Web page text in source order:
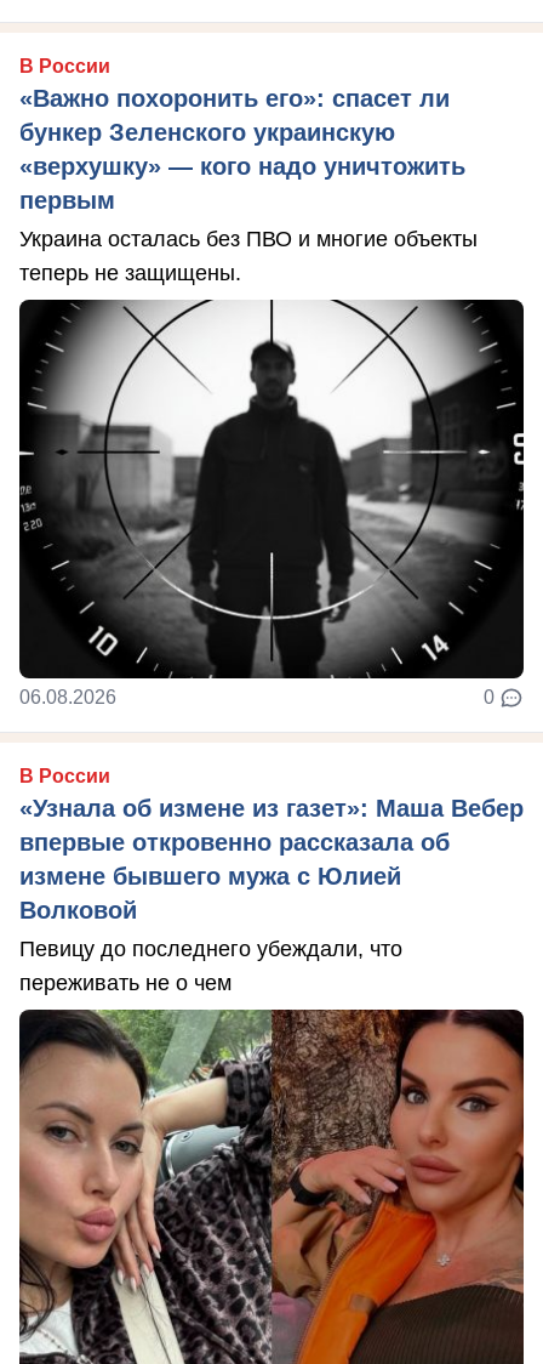
В России
«Важно похоронить его»: спасет ли
бункер Зеленского украинскую
«верхушку» — кого надо уничтожить
первым
Украина осталась без ПВО и многие объекты
теперь не защищены.
06.08.2026 0
В России
«Узнала об измене из газет»: Маша Вебер
впервые откровенно рассказала об
измене бывшего мужа с Юлией
Волковой
Певицу до последнего убеждали, что
переживать не о чем